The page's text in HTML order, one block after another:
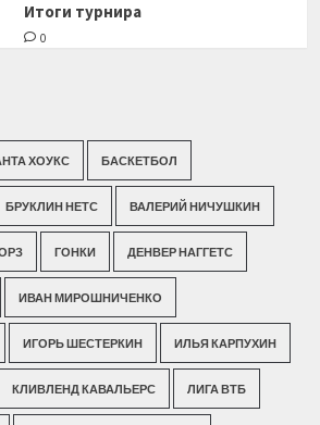
Итоги турнира
0
ХОУКС БАСКЕТБОЛ
БРУКЛИН НЕТС ВАЛЕРИЙ НИЧУШКИН
ГОНКИ ДЕНВЕР НАГГЕТС
ИВАН МИРОШНИЧЕНКО
ИГОРЬ ШЕСТЕРКИН ИЛЬЯ КАРПУХИН
КЛИВЛЕНД КАВАЛЬЕРС ЛИГА ВТБ